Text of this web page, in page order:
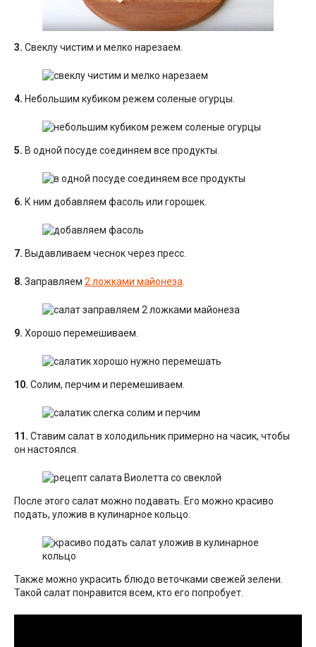
3. Свеклу чистим и мелко нарезаем.
4. Небольшим кубиком режем соленые огурцы.
5. В одной посуде соединяем все продукты.
6. К ним добавляем фасоль или горошек.
7. Выдавливаем чеснок через пресс.
8. Заправляем 2 ложками майонеза.
9. Хорошо перемешиваем.
10. Солим, перчим и перемешиваем.
11. Ставим салат в холодильник примерно на часик, чтобы
он настоялся.
После этого салат можно подавать. Его можно красиво
подать, уложив в кулинарное кольцо.
Также можно украсить блюдо веточками свежей зелени.
Такой салат понравится всем, кто его попробует.